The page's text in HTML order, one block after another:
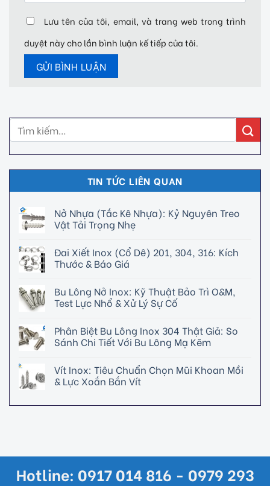
Lưu tên của tôi, email, và trang web trong trình
duyệt này cho lần bình luận kế tiếp của tôi.
TIN TỨC LIÊN QUAN
Nở Nhựa (Tắc Kê Nhựa): Kỷ Nguyên Treo
Vật Tải Trọng Nhẹ
Đai Xiết Inox (Cổ Dê) 201, 304, 316: Kích
Thước & Báo Giá
Bu Lông Nở Inox: Kỹ Thuật Bảo Trì O&M,
Test Lực Nhổ & Xử Lý Sự Cố
Phân Biệt Bu Lông Inox 304 Thật Giả: So
Sánh Chi Tiết Với Bu Lông Mạ Kẽm
Vít Inox: Tiêu Chuẩn Chọn Mũi Khoan Mồi
& Lực Xoắn Bắn Vít
Hotline: 0917 014 816 - 0979 293